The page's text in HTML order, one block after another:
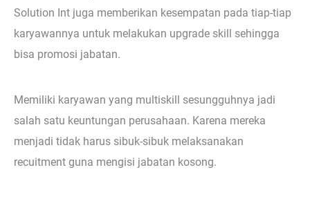
Solution Int juga memberikan kesempatan pada tiap-tiap
karyawannya untuk melakukan upgrade skill sehingga
bisa promosi jabatan.
Memiliki karyawan yang multiskill sesungguhnya jadi
salah satu keuntungan perusahaan. Karena mereka
menjadi tidak harus sibuk-sibuk melaksanakan
recuitment guna mengisi jabatan kosong.